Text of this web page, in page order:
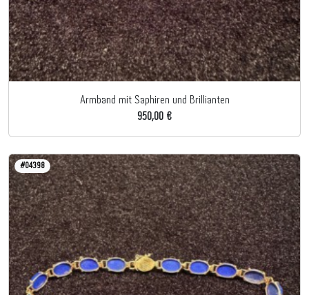
Armband mit Saphiren und Brillianten
950,00 €
#04398